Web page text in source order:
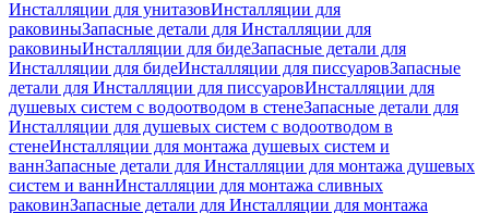
Инсталляции для унитазовИнсталляции для
раковиныЗапасные детали для Инсталляции для
раковиныИнсталляции для бидеЗапасные детали для
Инсталляции для бидеИнсталляции для писсуаровЗапасные
детали для Инсталляции для писсуаровИнсталляции для
душевых систем с водоотводом в стенеЗапасные детали для
Инсталляции для душевых систем с водоотводом в
стенеИнсталляции для монтажа душевых систем и
ваннЗапасные детали для Инсталляции для монтажа душевых
систем и ваннИнсталляции для монтажа сливных
раковинЗапасные детали для Инсталляции для монтажа